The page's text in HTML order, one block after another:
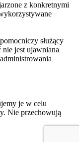
z konkretnymi
służący
nie jest ujawniana
je w celu
Nie przechowują